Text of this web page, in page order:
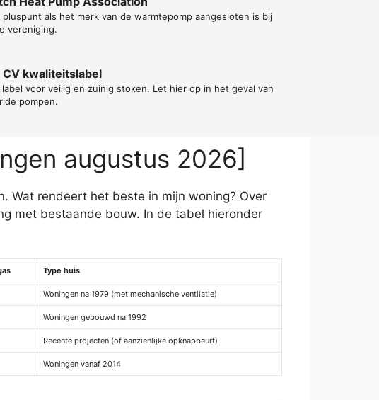
pluspunt als het merk van de warmtepomp aangesloten is bij
vereniging.
CV kwaliteitslabel
label voor veilig en zuinig stoken. Let hier op in het geval van
pompen.
augustus 2026]
Wat rendeert het beste in mijn woning? Over
met bestaande bouw. In de tabel hieronder
Type huis
Woningen na 1979 (met mechanische ventilatie)
Woningen gebouwd na 1992
Recente projecten (of aanzienlijke opknapbeurt)
Woningen vanaf 2014